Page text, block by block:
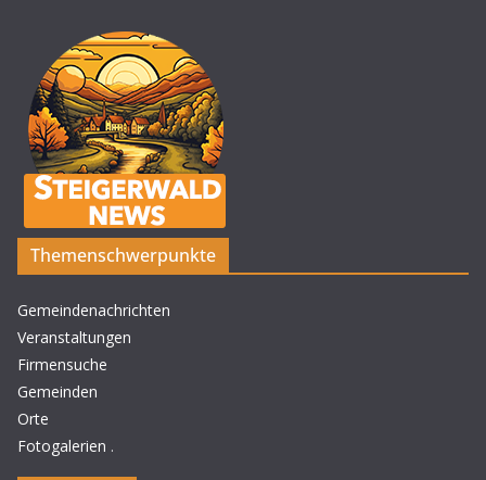
Themenschwerpunkte
Gemeindenachrichten
Veranstaltungen
Firmensuche
Gemeinden
Orte
Fotogalerien .